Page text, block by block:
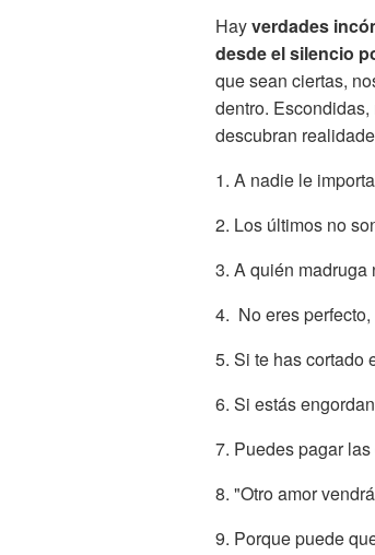
Hayverdades
desde el silencio
que sean ciertas,
dentro.
descubran
1. A nadie le
2. Los últimos no
3. A quién madruga
4. No eres
5. Si te has cortado
6. Si estás
7. Puedes pagar
8. "Otro amor
9. Porque puede